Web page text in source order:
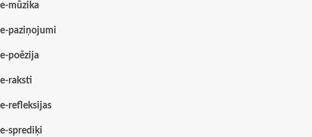
e-mūzika
e-paziņojumi
e-poēzija
e-raksti
e-refleksijas
e-sprediķi